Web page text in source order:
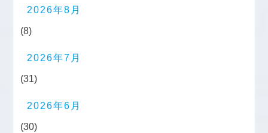
2026年8月
(8)
2026年7月
(31)
2026年6月
(30)